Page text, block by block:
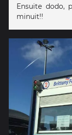
Ensuite dodo,
minuit!!